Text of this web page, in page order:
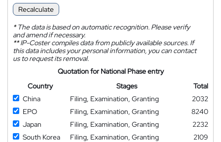
Recalculate
*The data is based on automatic recognition. Please verify
and amend if necessary.
**IP-Coster compiles data from publicly available sources. If
this data includes your personal information, you can contact
us to request its removal.
Quotation for National Phase entry
Country
Stages
Total
China
Filing, Examination, Granting
2032
EPO
Filing, Examination, Granting
8240
Japan
Filing, Examination, Granting
2232
South Korea
Filing, Examination, Granting
2109